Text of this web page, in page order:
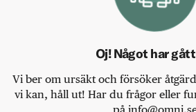
Oj! Något har
Vi ber om ursäkt och försöker
vi kan, håll ut! Har du frågor eller